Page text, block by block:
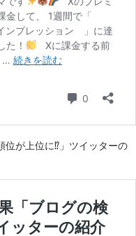
位が上位に⁉」ツイッターの